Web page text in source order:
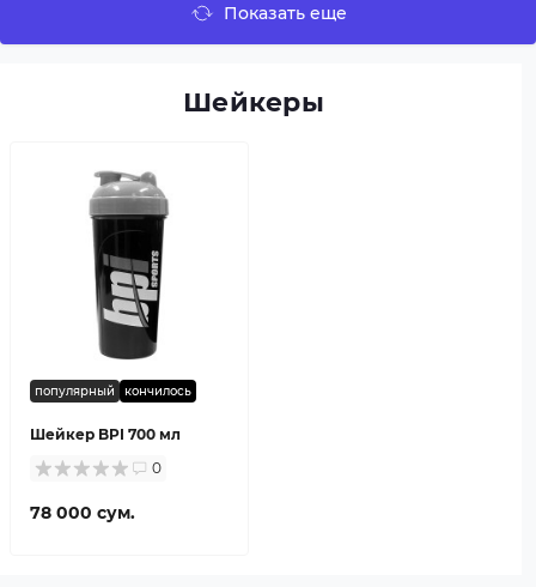
Показать еще
Шейкеры
популярный кончилось
Шейкер BPI 700 мл
0
78 000 сум.